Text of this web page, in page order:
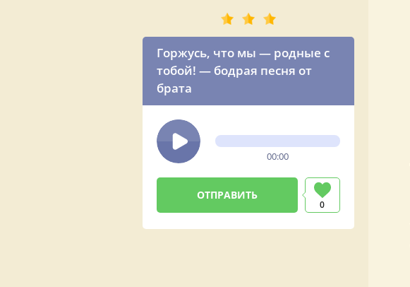
Горжусь, что мы — родные с
тобой! — бодрая песня от
брата
00:00
0